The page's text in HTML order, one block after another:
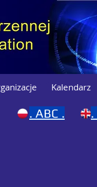
Kalendarz
. ABC . .